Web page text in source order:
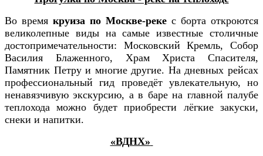
Во время круиза по Москве-реке с борта откроются
великолепные виды на самые известные столичные
достопримечательности: Московский Кремль, Собор
Василия Блаженного, Храм Христа Спасителя,
Памятник Петру и многие другие. На дневных рейсах
профессиональный гид проведёт увлекательную, но
ненавязчивую экскурсию, а в баре на главной палубе
теплохода можно будет приобрести лёгкие закуски,
снеки и напитки.
«ВДНХ»